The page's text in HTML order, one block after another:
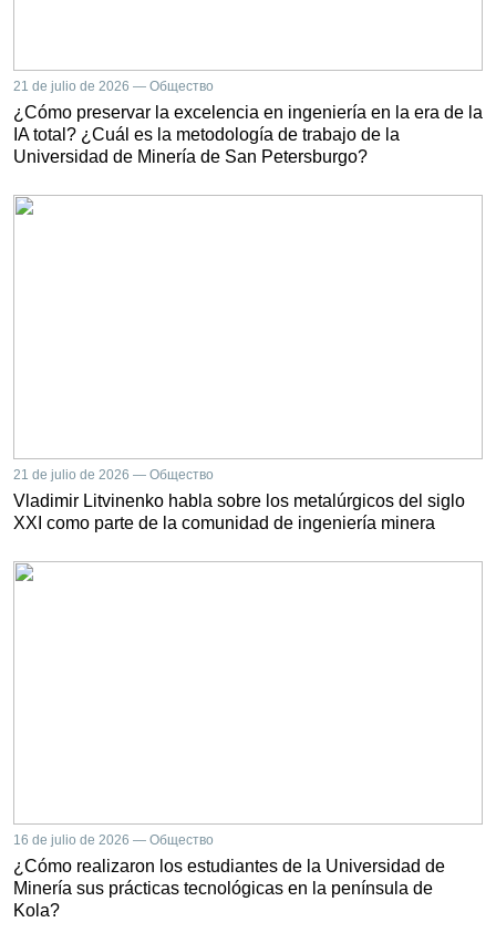
21 de julio de 2026 — Общество
¿Cómo preservar la excelencia en ingeniería en la era de la
IA total? ¿Cuál es la metodología de trabajo de la
Universidad de Minería de San Petersburgo?
21 de julio de 2026 — Общество
Vladimir Litvinenko habla sobre los metalúrgicos del siglo
XXI como parte de la comunidad de ingeniería minera
16 de julio de 2026 — Общество
¿Cómo realizaron los estudiantes de la Universidad de
Minería sus prácticas tecnológicas en la península de
Kola?